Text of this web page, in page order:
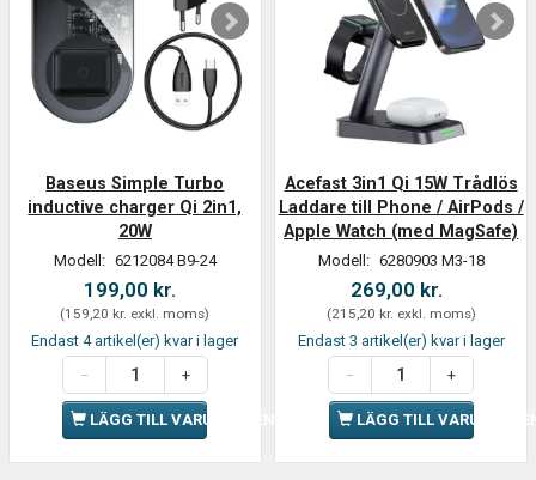
Baseus Simple Turbo
inductive charger Qi 2in1,
20W
Modell: 6212084 B9-24
199,00 kr.
(159,20 kr. exkl. moms)
Endast 4 artikel(er) kvar i lager
LÄGG TILL VARUKORGEN
Acefast 3in1 Qi 15W Trådlös
Laddare till Phone / AirPods /
Apple Watch (med MagSafe)
Modell: 6280903 M3-18
269,00 kr.
(215,20 kr. exkl. moms)
Endast 3 artikel(er) kvar i lager
LÄGG TILL